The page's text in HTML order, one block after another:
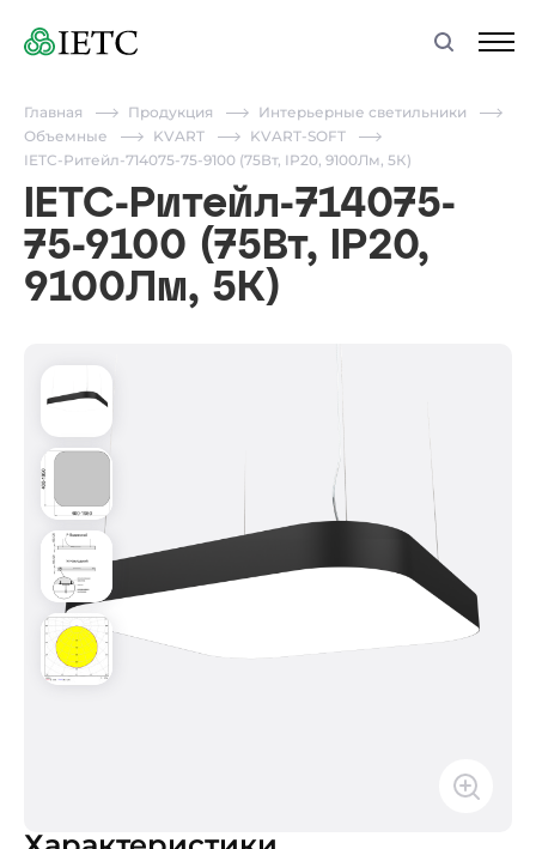
Главная Продукция
Интерьерные светильники
Объемные
KVART
KVART-SOFT
IETC-Ритейл-714075-75-9100 (75Вт, IP20, 9100Лм, 5К)
IETC-Ритейл-714075-
75-9100 (75Вт, IP20,
9100Лм, 5К)